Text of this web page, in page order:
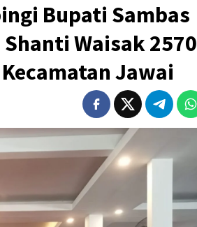
Bupati Sambas
Waisak 2570
Jawai